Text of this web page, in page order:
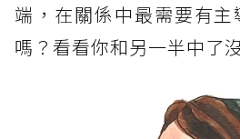
端，在關係中最需要有
嗎？看看你和另一半中了